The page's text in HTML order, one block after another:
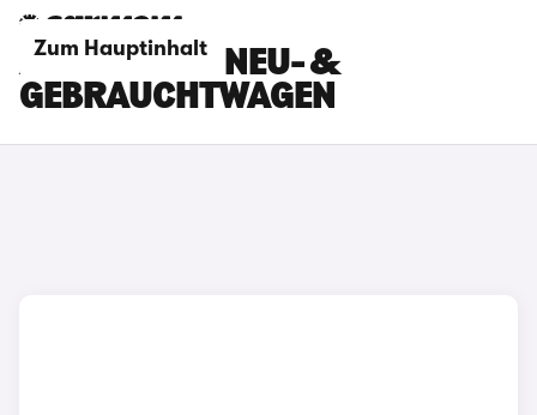
Zum Hauptinhalt
AUDI GRAU - NEU- &
GEBRAUCHTWAGEN